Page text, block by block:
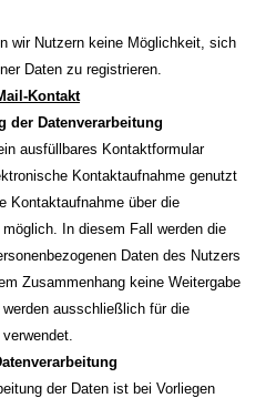
wir Nutzern keine Möglichkeit, sich
Daten zu registrieren.
Kontakt
der Datenverarbeitung
ausfüllbares Kontaktformular
Kontaktaufnahme genutzt
Kontaktaufnahme über die
In diesem Fall werden die
Daten des Nutzers
Zusammenhang keine Weitergabe
ausschließlich für die
der Daten ist bei Vorliegen